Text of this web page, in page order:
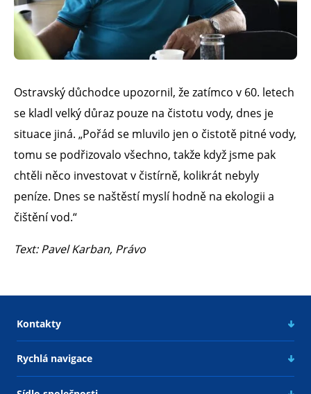
Ostravský důchodce upozornil, že zatímco v 60. letech
se kladl velký důraz pouze na čistotu vody, dnes je
situace jiná. „Pořád se mluvilo jen o čistotě pitné vody,
tomu se podřizovalo všechno, takže když jsme pak
chtěli něco investovat v čistírně, kolikrát nebyly
peníze. Dnes se naštěstí myslí hodně na ekologii a
čištění vod.“
Text: Pavel Karban, Právo
Kontakty
Rychlá navigace